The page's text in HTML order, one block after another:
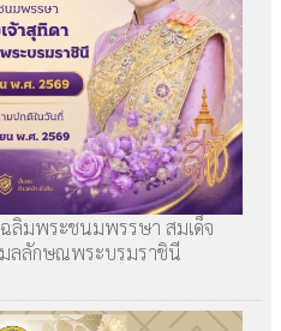
ฉลิมพระชนมพรรษา สมเด็จ
ลลักษณพระบรมราชินี